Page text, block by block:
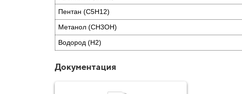
Пентан (C5H12)
Метанол (CH3OH)
Водород (H2)
Документация